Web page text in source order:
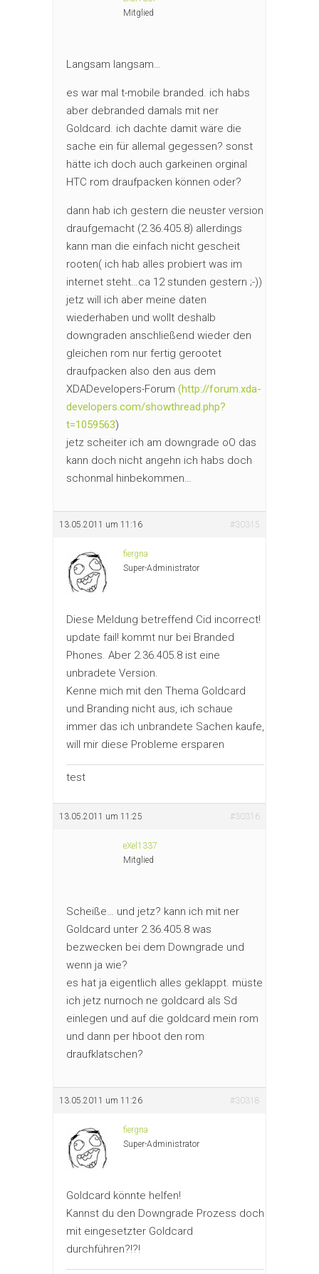
Mitglied
Langsam langsam…
es war mal t-mobile branded. ich habs
aber debranded damals mit ner
Goldcard. ich dachte damit wäre die
sache ein für allemal gegessen? sonst
hätte ich doch auch garkeinen orginal
HTC rom draufpacken können oder?
dann hab ich gestern die neuster version
draufgemacht (2.36.405.8) allerdings
kann man die einfach nicht gescheit
rooten( ich hab alles probiert was im
internet steht…ca 12 stunden gestern ;-))
jetz will ich aber meine daten
wiederhaben und wollt deshalb
downgraden anschließend wieder den
gleichen rom nur fertig gerootet
draufpacken also den aus dem
XDADevelopers-Forum (http://forum.xda-
developers.com/showthread.php?
t=1059563)
jetz scheiter ich am downgrade oO das
kann doch nicht angehn ich habs doch
schonmal hinbekommen…
13.05.2011 um 11:16 #30315
fiergna
Super-Administrator
Diese Meldung betreffend Cid incorrect!
update fail! kommt nur bei Branded
Phones. Aber 2.36.405.8 ist eine
unbradete Version.
Kenne mich mit den Thema Goldcard
und Branding nicht aus, ich schaue
immer das ich unbrandete Sachen kaufe,
will mir diese Probleme ersparen
test
13.05.2011 um 11:25 #30316
eXel1337
Mitglied
Scheiße… und jetz? kann ich mit ner
Goldcard unter 2.36.405.8 was
bezwecken bei dem Downgrade und
wenn ja wie?
es hat ja eigentlich alles geklappt. müste
ich jetz nurnoch ne goldcard als Sd
einlegen und auf die goldcard mein rom
und dann per hboot den rom
draufklatschen?
13.05.2011 um 11:26 #30318
fiergna
Super-Administrator
Goldcard könnte helfen!
Kannst du den Downgrade Prozess doch
mit eingesetzter Goldcard
durchführen?!?!